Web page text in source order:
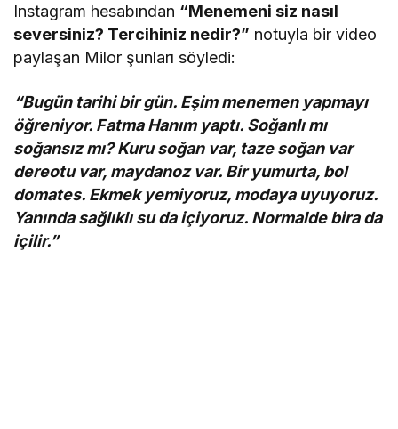
Instagram hesabından “Menemeni siz nasıl
seversiniz? Tercihiniz nedir?” notuyla bir video
paylaşan Milor şunları söyledi:
“Bugün tarihi bir gün. Eşim menemen yapmayı
öğreniyor. Fatma Hanım yaptı. Soğanlı mı
soğansız mı? Kuru soğan var, taze soğan var
dereotu var, maydanoz var. Bir yumurta, bol
domates. Ekmek yemiyoruz, modaya uyuyoruz.
Yanında sağlıklı su da içiyoruz. Normalde bira da
içilir.”